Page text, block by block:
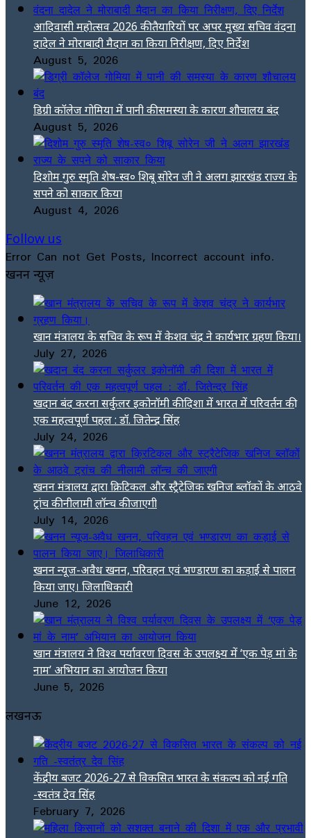
आदिवासी महोत्सव 2026 की तैयारियों पर अपर मुख्य सचिव वंदना
दादेल ने मोराबादी मैदान का किया निरीक्षण, दिए निर्देश
August 5, 2026
डिग्री कॉलेज गोमिया में पानी की समस्या के कारण शौचालय बंद
August 5, 2026
दिशोम गुरु स्मृति शेष-स्व० शिबू सोरेन जी ने अलग झारखंड राज्य के
सपने को साकार किया
August 4, 2026
Follow us
Error Can not Get Posts, Incorrect account info.
खनन न्यूज़
खान मंत्रालय के सचिव के रूप में केशव चंद्र ने कार्यभार ग्रहण किया।
July 27, 2026
खदान बंद करना सर्कुलर इकोनॉमी की दिशा में भारत में परिवर्तन की
एक महत्वपूर्ण पहल : डॉ. जितेन्द्र सिंह
July 24, 2026
खनन मंत्रालय द्वारा क्रिटिकल और स्ट्रैटेजिक खनिज ब्लॉकों के आठवे
ट्रांच की नीलामी लॉन्च की जाएगी
July 14, 2026
खनन न्यूज-अवैध खनन, परिवहन एवं भण्डारण का कड़ाई से पालन
किया जाए। जिलाधिकारी
June 12, 2026
खान मंत्रालय ने विश्व पर्यावरण दिवस के उपलक्ष्य में ‘एक पेड़ मां के
नाम’ अभियान का आयोजन किया
June 5, 2026
लखनऊ
केंद्रीय बजट 2026-27 से विकसित भारत के संकल्प को नई गति
-स्वतंत्र देव सिंह
February 7, 2026